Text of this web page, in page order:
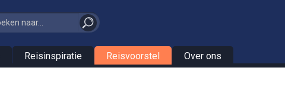
Reisinspiratie Reisvoorstel Over ons